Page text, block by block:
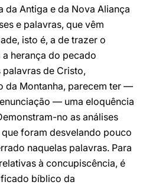
da Antiga e da Nova Aliança
e palavras, que vêm
isto é, a de trazer o
herança do pecado
de Cristo,
da Montanha, parecem ter —
— uma eloquência
no as análises
foram desvelando pouco
naquelas palavras. Para
à concupiscência, é
bíblico da